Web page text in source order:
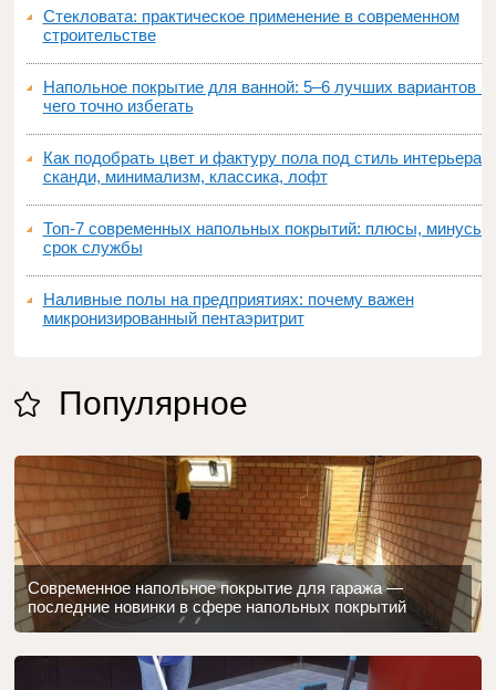
Стекловата: практическое применение в современном
строительстве
Напольное покрытие для ванной: 5–6 лучших вариантов и
чего точно избегать
Как подобрать цвет и фактуру пола под стиль интерьера:
сканди, минимализм, классика, лофт
Топ‑7 современных напольных покрытий: плюсы, минусы,
срок службы
Наливные полы на предприятиях: почему важен
микронизированный пентаэритрит
Популярное
Современное напольное покрытие для гаража —
последние новинки в сфере напольных покрытий